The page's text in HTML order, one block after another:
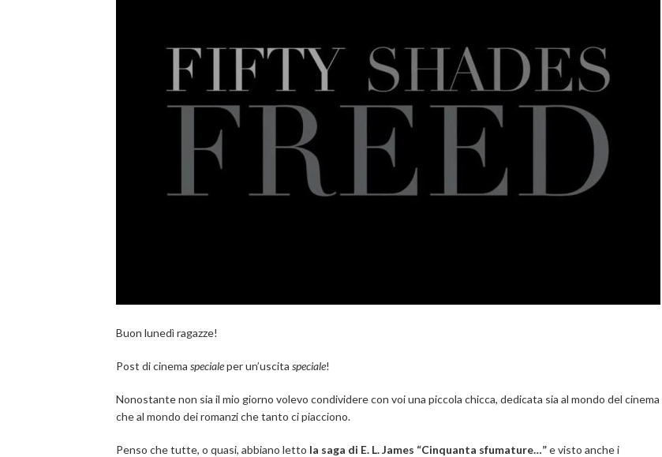
Buon lunedì ragazze!
Post di cinema specialeper un’uscita speciale!
Nonostante non sia il mio giorno volevo condividere con voi una piccola chicca, dedicata sia al mondo del cinema
che al mondo dei romanzi che tanto ci piacciono.
Penso che tutte, o quasi, abbiano letto la saga di E. L. James “Cinquanta sfumature…”e visto anche i